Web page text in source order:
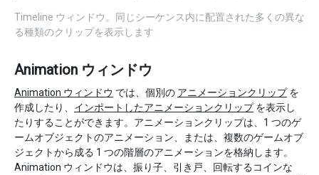
Timeline ウィンドウ。同じシーケンス内に配置された多くの異な
る種類のクリップを表示します
Animation ウィンドウ
Animation ウィンドウ では、個別の アニメーションクリップを
作成したり、 インポートしたアニメーションクリップを表示し
たりすることができます。アニメーションクリップは、1 つのゲ
ームオブジェクトのアニメーション、または、複数のゲームオブ
ジェクトから成る 1 つの階層のアニメーションを格納します。
Animation ウィンドウは、振り子、引き戸、回転するコインな